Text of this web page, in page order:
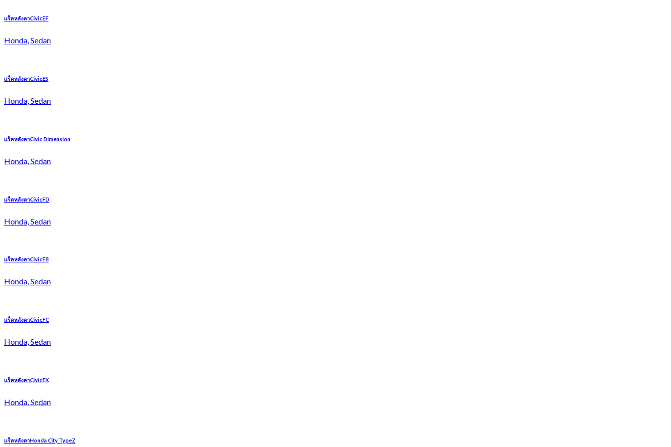
แร็คหลังคาCivicEF
Honda, Sedan
แร็คหลังคาCivicES
Honda, Sedan
แร็คหลังคาCivic Dimension
Honda, Sedan
แร็คหลังคาCivicFD
Honda, Sedan
แร็คหลังคาCivicFB
Honda, Sedan
แร็คหลังคาCivicFC
Honda, Sedan
แร็คหลังคาCivicEK
Honda, Sedan
แร็คหลังคาHonda City TypeZ